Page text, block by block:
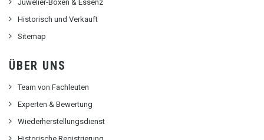
Juwelier-Boxen & Essenz
Historisch und Verkauft
Sitemap
ÜBER UNS
Team von Fachleuten
Experten & Bewertung
Wiederherstellungsdienst